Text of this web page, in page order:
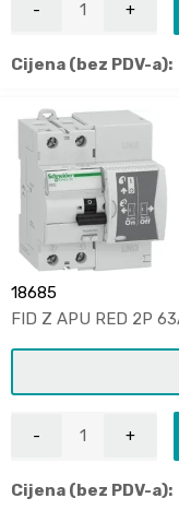
Cijena (bez PDV-a):
18685
FID Z APU RED 2P
Cijena (bez PDV-a):